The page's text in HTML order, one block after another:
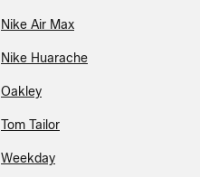
Nike Air Max
Nike Huarache
Oakley
Tom Tailor
Weekday